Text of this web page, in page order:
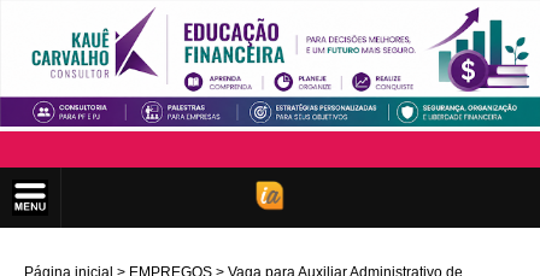
Página inicial EMPREGOS
Vaga para Auxiliar Administrativo de